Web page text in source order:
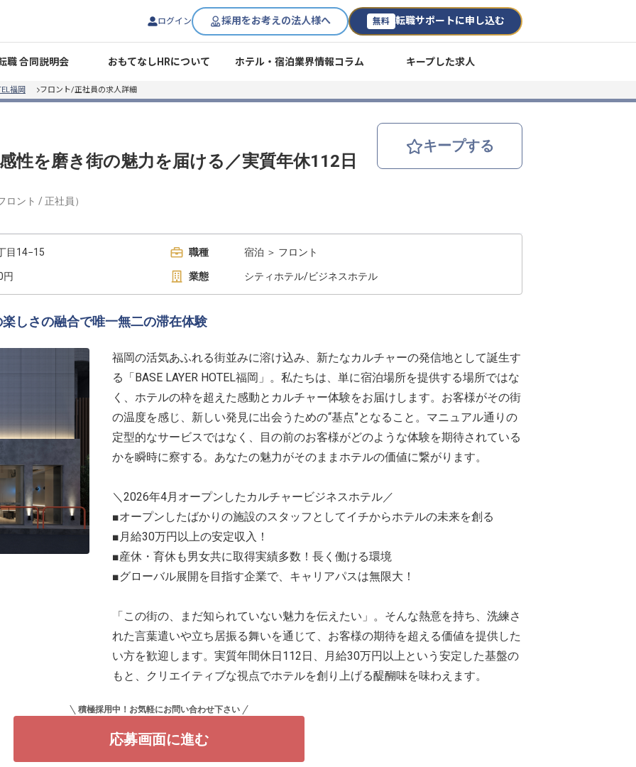
ログイン 採用をお考えの法人様へ 無料 転職サポートに申し込む
職 合同説明会 おもてなしHRについて ホテル・宿泊業界情報コラム キープした求人
福岡 フロント/正社員の求人詳細
キープする
性を磨き街の魅力を届ける／実質年休112日
ロント / 正社員 ）
目14−15 職種 宿泊 ＞ フロント
円 業態 シティホテル/ビジネスホテル
しさの融合で唯一無二の滞在体験
福岡の活気あふれる街並みに溶け込み、新たなカルチャーの発信地として誕生す
る「BASE LAYER HOTEL福岡」。私たちは、単に宿泊場所を提供する場所ではな
く、ホテルの枠を超えた感動とカルチャー体験をお届けします。お客様がその街
の温度を感じ、新しい発見に出会うための“基点”となること。マニュアル通りの
定型的なサービスではなく、目の前のお客様がどのような体験を期待されている
かを瞬時に察する。あなたの魅力がそのままホテルの価値に繋がります。
＼2026年4月オープンしたカルチャービジネスホテル／
■オープンしたばかりの施設のスタッフとしてイチからホテルの未来を創る
■月給30万円以上の安定収入！
■産休・育休も男女共に取得実績多数！長く働ける環境
■グローバル展開を目指す企業で、キャリアパスは無限大！
「この街の、まだ知られていない魅力を伝えたい」。そんな熱意を持ち、洗練さ
れた言葉遣いや立ち居振る舞いを通じて、お客様の期待を超える価値を提供した
い方を歓迎します。実質年間休日112日、月給30万円以上という安定した基盤の
もと、クリエイティブな視点でホテルを創り上げる醍醐味を味わえます。
積極採用中！お気軽にお問い合わせ下さい
応募画面に進む